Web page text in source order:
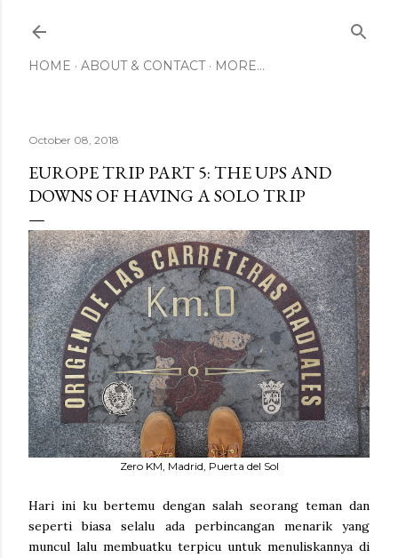
HOME ABOUT & CONTACT MORE…
October 08, 2018
EUROPE TRIP PART 5: THE UPS AND
DOWNS OF HAVING A SOLO TRIP
Zero KM, Madrid, Puerta del Sol
Hari ini ku bertemu dengan salah seorang teman dan
seperti biasa selalu ada perbincangan menarik yang
muncul lalu membuatku terpicu untuk menuliskannya di